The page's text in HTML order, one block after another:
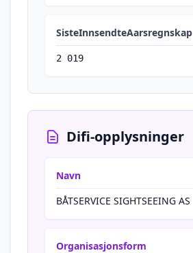
SisteInnsendteAarsregnskap
2 019
Difi-opplysninger
Navn
BÅTSERVICE SIGHTSEEING AS
Organisasjonsform